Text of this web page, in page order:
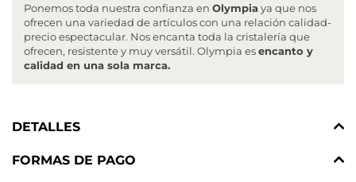
Ponemos toda nuestra confianza en Olympia ya que nos
ofrecen una variedad de artículos con una relación calidad-
precio espectacular. Nos encanta toda la cristalería que
ofrecen, resistente y muy versátil. Olympia esencanto y
calidad en una sola marca.
DETALLES
FORMAS DE PAGO